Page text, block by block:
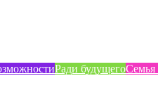
Ради будущегоСемья